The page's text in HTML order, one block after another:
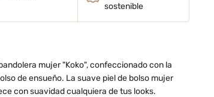
sostenible
mujer "Koko", confeccionado con la
de ensueño. La suave piel de bolso mujer
con suavidad cualquiera de tus looks.